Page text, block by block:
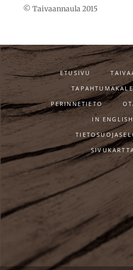
© Taivaannaula 2015
ETUSIVU
PERINNETIETO
IN ENGLISH